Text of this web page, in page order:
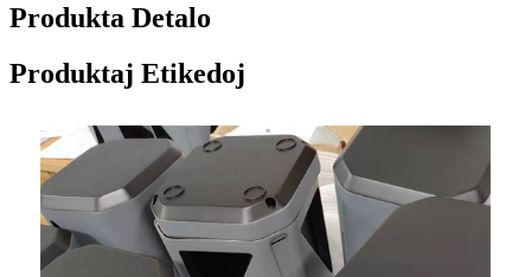
Produkta Detalo
Produktaj Etikedoj